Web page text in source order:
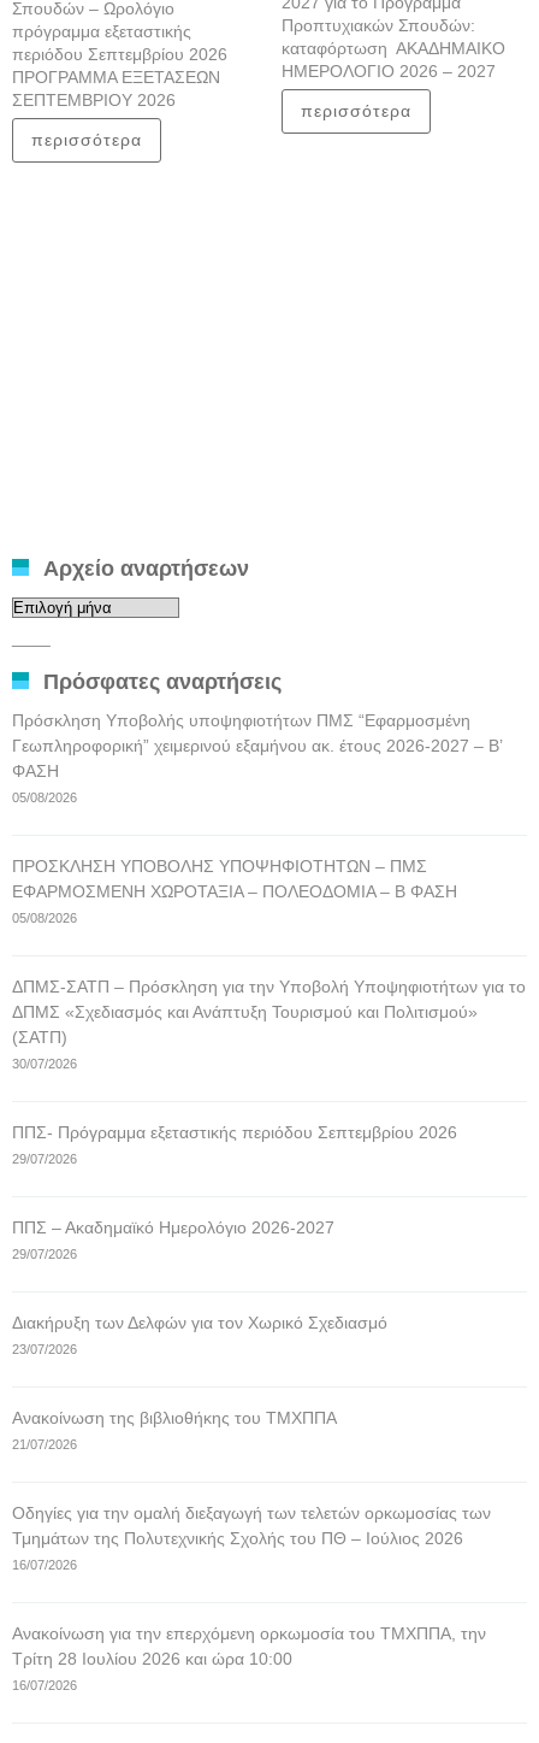
Σπουδών – Ωρολόγιο
πρόγραμμα εξεταστικής
περιόδου Σεπτεμβρίου 2026
ΠΡΟΓΡΑΜΜΑ ΕΞΕΤΑΣΕΩΝ
ΣΕΠΤΕΜΒΡΙΟΥ 2026
περισσότερα
Προπτυχιακών Σπουδών:
καταφόρτωση ΑΚΑΔΗΜΑΙΚΟ
ΗΜΕΡΟΛΟΓΙΟ 2026 – 2027
περισσότερα
Αρχείο αναρτήσεων
Αρχείο
Πρόσφατες αναρτήσεις
Πρόσκληση Υποβολής υποψηφιοτήτων ΠΜΣ “Εφαρμοσμένη
Γεωπληροφορική” χειμερινού εξαμήνου ακ. έτους 2026-2027 – Β’
ΦΑΣΗ
05/08/2026
ΠΡΟΣΚΛΗΣΗ ΥΠΟΒΟΛΗΣ ΥΠΟΨΗΦΙΟΤΗΤΩΝ – ΠΜΣ
ΕΦΑΡΜΟΣΜΕΝΗ ΧΩΡΟΤΑΞΙΑ – ΠΟΛΕΟΔΟΜΙΑ – Β ΦΑΣΗ
05/08/2026
ΔΠΜΣ-ΣΑΤΠ – Πρόσκληση για την Υποβολή Υποψηφιοτήτων για το
ΔΠΜΣ «Σχεδιασμός και Ανάπτυξη Τουρισμού και Πολιτισμού»
(ΣΑΤΠ)
30/07/2026
ΠΠΣ- Πρόγραμμα εξεταστικής περιόδου Σεπτεμβρίου 2026
29/07/2026
ΠΠΣ – Ακαδημαϊκό Ημερολόγιο 2026-2027
29/07/2026
Διακήρυξη των Δελφών για τον Χωρικό Σχεδιασμό
23/07/2026
Ανακοίνωση της βιβλιοθήκης του ΤΜΧΠΠΑ
21/07/2026
Οδηγίες για την ομαλή διεξαγωγή των τελετών ορκωμοσίας των
Τμημάτων της Πολυτεχνικής Σχολής του ΠΘ – Ιούλιος 2026
16/07/2026
Ανακοίνωση για την επερχόμενη ορκωμοσία του ΤΜΧΠΠΑ, την
Τρίτη 28 Ιουλίου 2026 και ώρα 10:00
16/07/2026